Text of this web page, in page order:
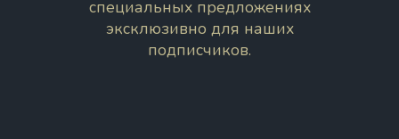
специальных предложениях
эксклюзивно для наших
подписчиков.